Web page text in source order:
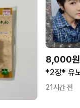
8,000원
21시간 전